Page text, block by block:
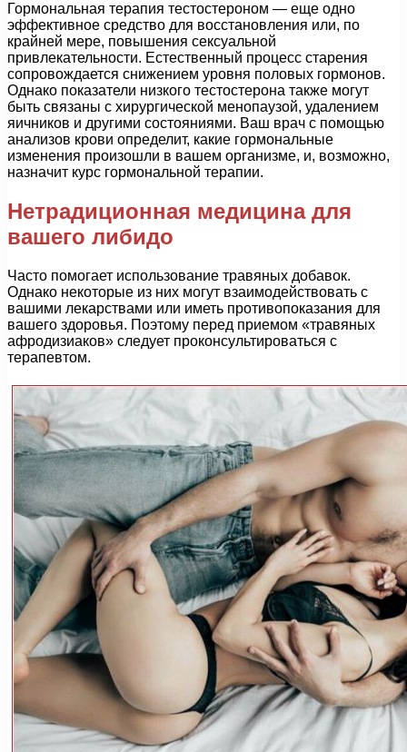
Гормональная терапия тестостероном — еще одно
эффективное средство для восстановления или, по
крайней мере, повышения сексуальной
привлекательности. Естественный процесс старения
сопровождается снижением уровня половых гормонов.
Однако показатели низкого тестостерона также могут
быть связаны с хирургической менопаузой, удалением
яичников и другими состояниями. Ваш врач с помощью
анализов крови определит, какие гормональные
изменения произошли в вашем организме, и, возможно,
назначит курс гормональной терапии.
Нетрадиционная медицина для
вашего либидо
Часто помогает использование травяных добавок.
Однако некоторые из них могут взаимодействовать с
вашими лекарствами или иметь противопоказания для
вашего здоровья. Поэтому перед приемом «травяных
афродизиаков» следует проконсультироваться с
терапевтом.